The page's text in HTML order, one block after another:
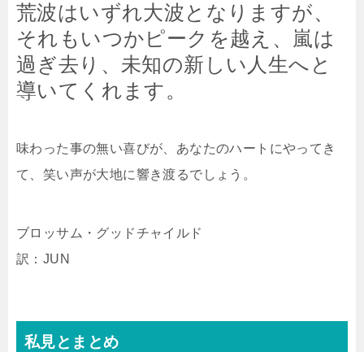
荒波はいずれ大波となりますが、
それもいつかピークを越え、嵐は
過ぎ去り、未知の新しい人生へと
導いてくれます。
味わった事の無い喜びが、あなたのハートにやってき
て、笑い声が大地に響き渡るでしょう。
ブロッサム・グッドチャイルド
訳：JUN
私見とまとめ